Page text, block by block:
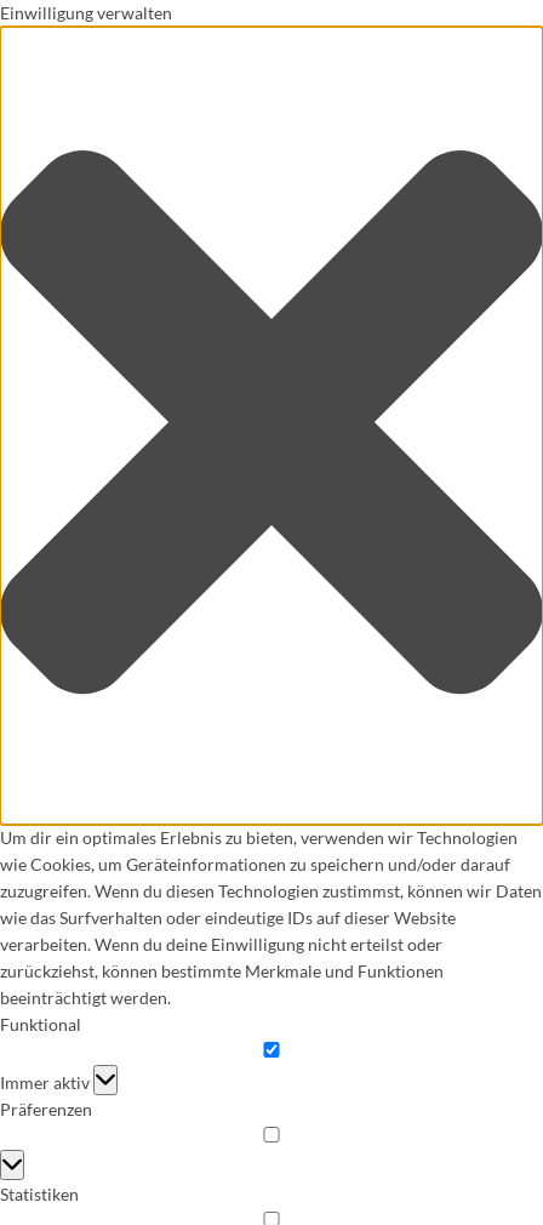
Einwilligung verwalten
Um dir ein optimales Erlebnis zu bieten, verwenden wir Technologien
wie Cookies, um Geräteinformationen zu speichern und/oder darauf
zuzugreifen. Wenn du diesen Technologien zustimmst, können wir Daten
wie das Surfverhalten oder eindeutige IDs auf dieser Website
verarbeiten. Wenn du deine Einwilligung nicht erteilst oder
zurückziehst, können bestimmte Merkmale und Funktionen
beeinträchtigt werden.
Funktional
Funktional
Immer aktiv
Präferenzen
Präferenzen
Statistiken